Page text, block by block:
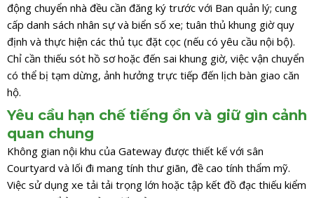
động chuyển nhà đều cần đăng ký trước với Ban quản lý; cung
cấp danh sách nhân sự và biển số xe; tuân thủ khung giờ quy
định và thực hiện các thủ tục đặt cọc (nếu có yêu cầu nội bộ).
Chỉ cần thiếu sót hồ sơ hoặc đến sai khung giờ, việc vận chuyển
có thể bị tạm dừng, ảnh hưởng trực tiếp đến lịch bàn giao căn
hộ.
Yêu cầu hạn chế tiếng ồn và giữ gìn cảnh
quan chung
Không gian nội khu của Gateway được thiết kế với sân
Courtyard và lối đi mang tính thư giãn, đề cao tính thẩm mỹ.
Việc sử dụng xe tải tải trọng lớn hoặc tập kết đồ đạc thiếu kiểm